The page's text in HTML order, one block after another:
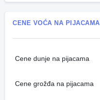
CENE VOĆA NA PIJACAMA
Cene dunje na pijacama
Cene grožđa na pijacama